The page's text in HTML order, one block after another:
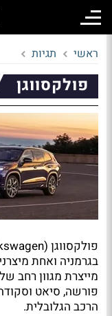
ראשי תגיות
פולקסווגן
בגרמניה ואחת
מייצרת מגוון רחב
פורשה, סיאט
הרכב הגלובלית.